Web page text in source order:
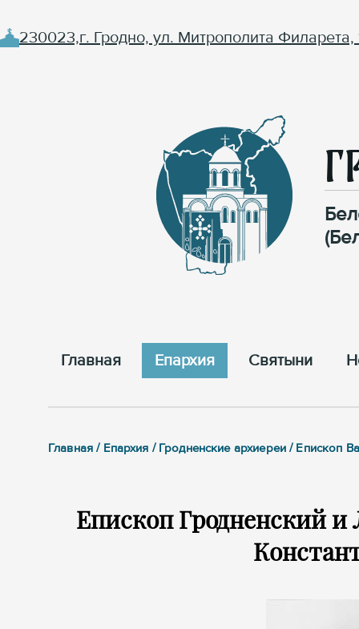
230023,г. Гродно, ул. Митрополита Филарета,
Главная Епархия Cвятыни
Главная / Епархия / Гродненские архиереи / Епископ
Епископ Гродненский